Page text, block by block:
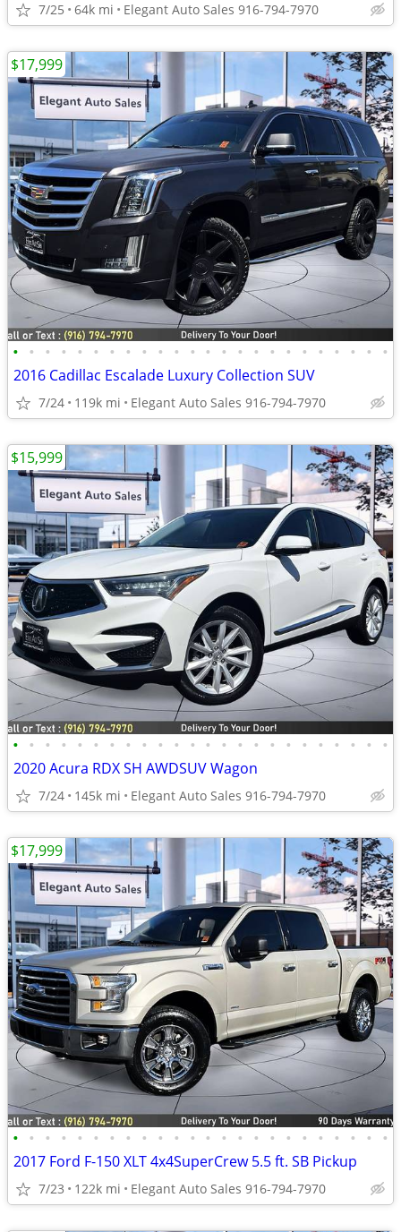
7/25 64k mi Elegant Auto Sales 916-794-7970
• • • • • • • • • • • • • • • • • • • • • • • •
2016 Cadillac Escalade Luxury Collection SUV
7/24 119k mi Elegant Auto Sales 916-794-7970
$17,999
• • • • • • • • • • • • • • • • • • • • • • • •
2020 Acura RDX SH AWDSUV Wagon
7/24 145k mi Elegant Auto Sales 916-794-7970
$15,999
• • • • • • • • • • • • • • • • • • • • • • • •
2017 Ford F-150 XLT 4x4SuperCrew 5.5 ft. SB Pickup
7/23 122k mi Elegant Auto Sales 916-794-7970
$17,999